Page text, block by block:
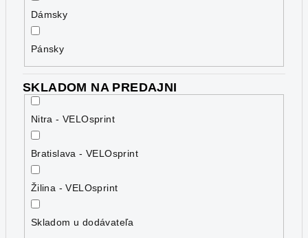
Dámsky
Pánsky
SKLADOM NA PREDAJNI
Nitra - VELOsprint
Bratislava - VELOsprint
Žilina - VELOsprint
Skladom u dodávateľa